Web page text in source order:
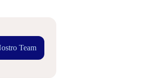
Team